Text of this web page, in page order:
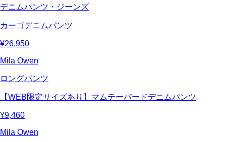
デニムパンツ・ジーンズ
カーゴデニムパンツ
¥26,950
Mila Owen
ロングパンツ
【WEB限定サイズあり】マムテーパードデニムパンツ
¥9,460
Mila Owen